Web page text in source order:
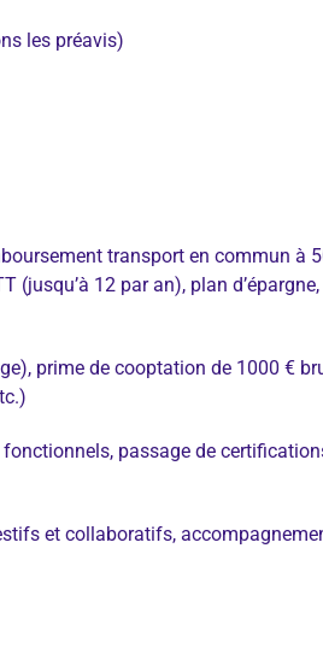
les préavis)
transport en commun à
(jusqu’à 12 par an), plan
prime de cooptation de 1000 €
passage de
et collaboratifs,